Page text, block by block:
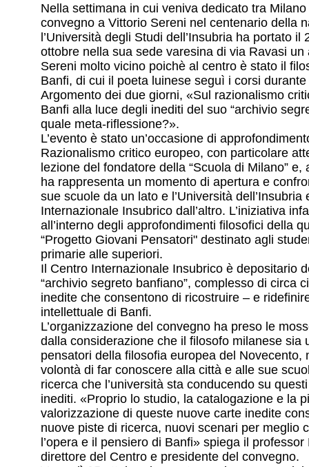
Nella settimana in cui veniva dedicato tra
convegno a Vittorio Sereni nel centenario della
l’Università degli Studi dell’Insubria ha portato il
ottobre nella sua sede varesina di via Ravasi un
Sereni molto vicino poichè al centro è stato il
Banfi, di cui il poeta luinese seguì i corsi
Argomento dei due giorni, «Sul razionalismo
Banfi alla luce degli inediti del suo “archivio
quale meta-riflessione?».
L’evento è stato un’occasione di
Razionalismo critico europeo, con particolare
lezione del fondatore della “Scuola di Milano” e,
ha rappresenta un momento di apertura e
sue scuole da un lato e l’Università dell’Insubria
Internazionale Insubrico dall’altro. L’iniziativa
all’interno degli approfondimenti filosofici della
“Progetto Giovani Pensatori" destinato agli
primarie alle superiori.
Il Centro Internazionale Insubrico è depositario
“archivio segreto banfiano”, complesso di circa
inedite che consentono di ricostruire – e
intellettuale di Banfi.
L’organizzazione del convegno ha preso le
dalla considerazione che il filosofo milanese sia
pensatori della filosofia europea del Novecento,
volontà di far conoscere alla città e alle sue
ricerca che l’università sta conducendo su
inediti. «Proprio lo studio, la catalogazione e la
valorizzazione di queste nuove carte inedite
nuove piste di ricerca, nuovi scenari per meglio
l’opera e il pensiero di Banfi» spiega il
direttore del Centro e presidente del convegno.